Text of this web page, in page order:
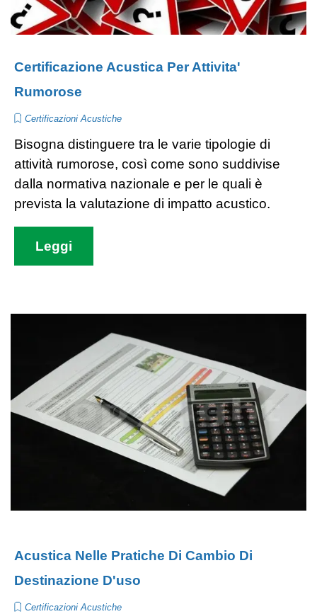
Certificazione Acustica Per Attivita'
Rumorose
Certificazioni Acustiche
Bisogna distinguere tra le varie tipologie di
attività rumorose, così come sono suddivise
dalla normativa nazionale e per le quali è
prevista la valutazione di impatto acustico.
Leggi
Acustica Nelle Pratiche Di Cambio Di
Destinazione D'uso
Certificazioni Acustiche